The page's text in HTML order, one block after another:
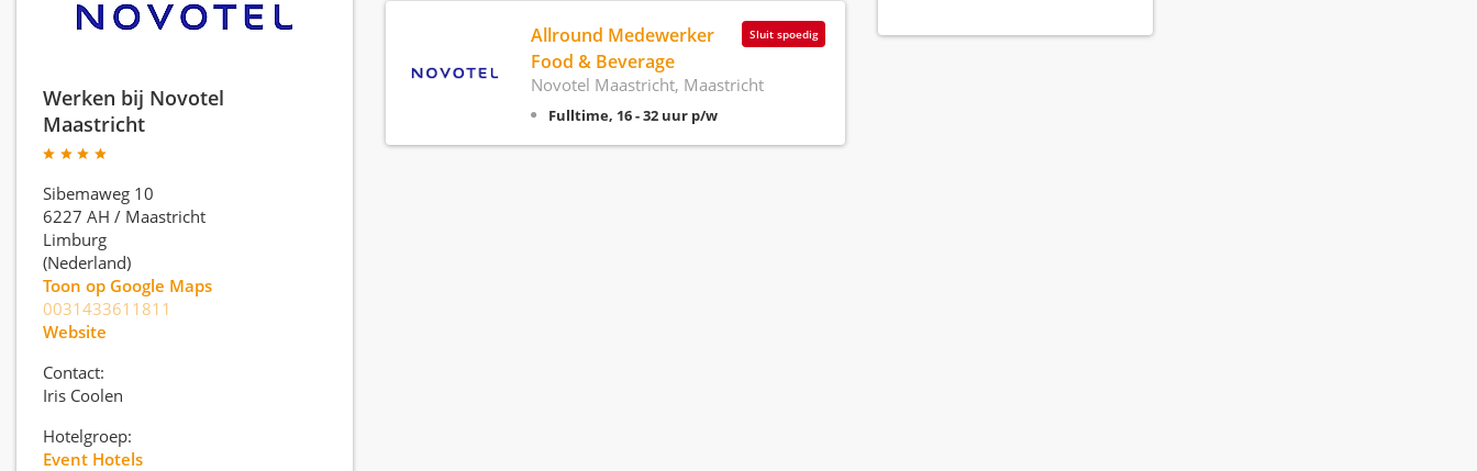
Werken bij Novotel
Maastricht
Sibemaweg 10
6227 AH / Maastricht
Limburg
(Nederland)
Toon op Google Maps
0031433611811
Website
Contact:
Iris Coolen
Hotelgroep:
Event Hotels
Sluit spoedig
Allround Medewerker
Food & Beverage
Novotel Maastricht, Maastricht
Fulltime, 16 - 32 uur p/w